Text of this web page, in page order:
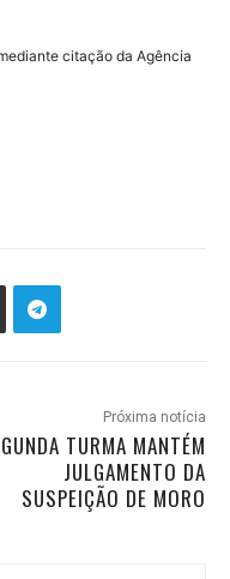
citação da Agência
Próxima notícia
TURMA MANTÉM
JULGAMENTO DA
SUSPEIÇÃO DE MORO